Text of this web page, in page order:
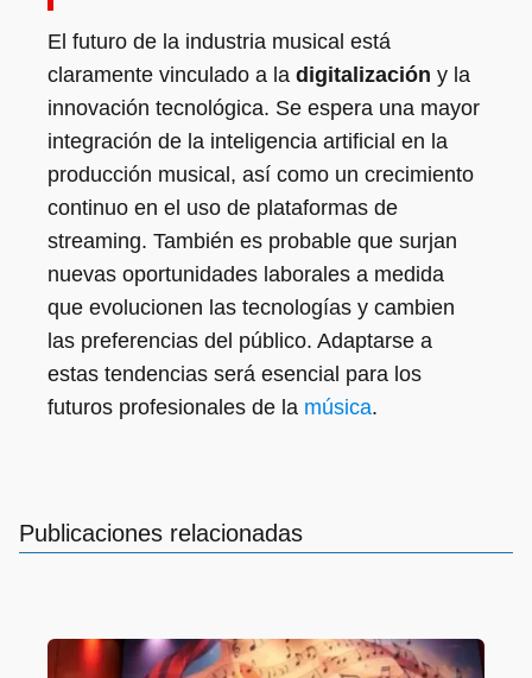
El futuro de la industria musical está
claramente vinculado a la digitalización y la
innovación tecnológica. Se espera una mayor
integración de la inteligencia artificial en la
producción musical, así como un crecimiento
continuo en el uso de plataformas de
streaming. También es probable que surjan
nuevas oportunidades laborales a medida
que evolucionen las tecnologías y cambien
las preferencias del público. Adaptarse a
estas tendencias será esencial para los
futuros profesionales de la música.
Publicaciones relacionadas